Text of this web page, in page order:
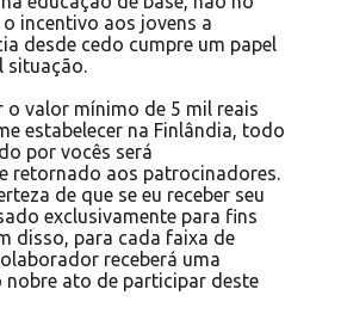
incentivo aos jovens a
desde cedo cumpre um papel
situação.
o valor mínimo de 5 mil reais
estabelecer na Finlândia, todo
por vocês será
retornado aos patrocinadores.
de que se eu receber seu
exclusivamente para fins
disso, para cada faixa de
receberá uma
nobre ato de participar deste